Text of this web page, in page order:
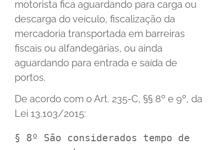
motorista fica aguardando para carga ou
descarga do veículo, fiscalização da
mercadoria transportada em barreiras
fiscais ou alfandegárias, ou ainda
aguardando para entrada e saída de
portos.
De acordo com o Art. 235-C, §§ 8º e 9º, da
Lei 13.103/2015:
§ 8º São considerados tempo de